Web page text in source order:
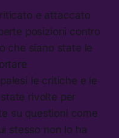
e attaccato
posizioni contro
che siano state le
le critiche e le
rivolte per
su questioni come
stesso non lo ha